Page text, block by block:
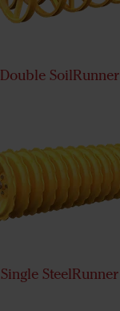
Double SoilRunner
Single SteelRunner